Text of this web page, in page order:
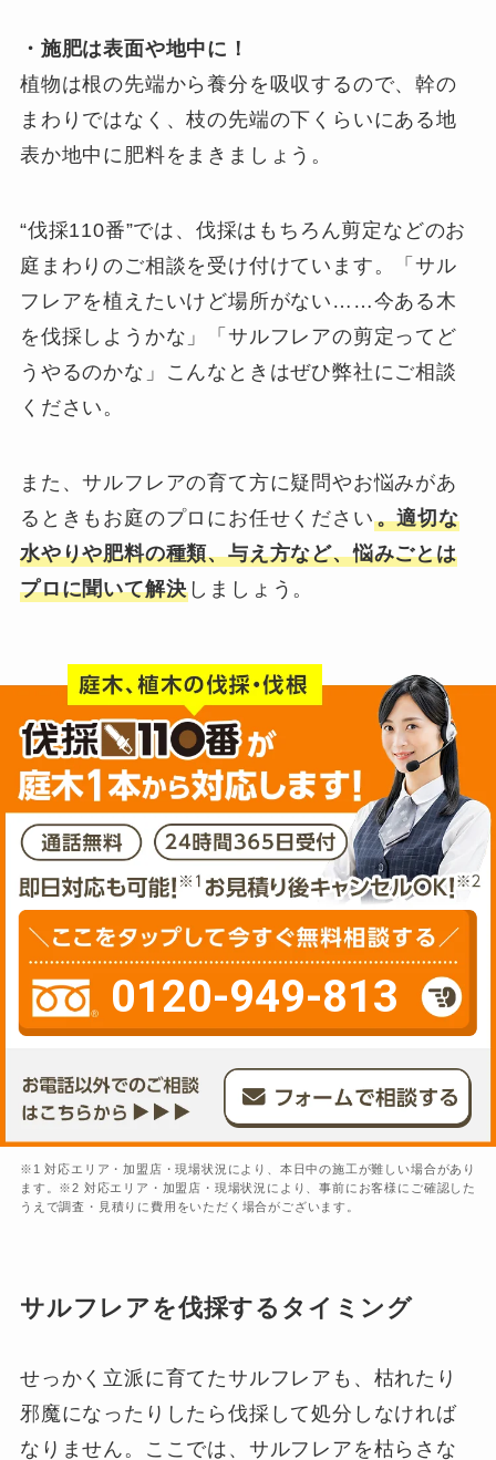
・施肥は表面や地中に！
植物は根の先端から養分を吸収するので、幹の
まわりではなく、枝の先端の下くらいにある地
表か地中に肥料をまきましょう。
“伐採110番”では、伐採はもちろん剪定などのお
庭まわりのご相談を受け付けています。「サル
フレアを植えたいけど場所がない……今ある木
を伐採しようかな」「サルフレアの剪定ってど
うやるのかな」こんなときはぜひ弊社にご相談
ください。
また、サルフレアの育て方に疑問やお悩みがあ
るときもお庭のプロにお任せください。適切な
水やりや肥料の種類、与え方など、悩みごとは
プロに聞いて解決 しましょう。
0120-949-813
※1 対応エリア・加盟店・現場状況により、本日中の施工が難しい場合があり
ます。※2 対応エリア・加盟店・現場状況により、事前にお客様にご確認した
うえで調査・見積りに費用をいただく場合がございます。
サルフレアを伐採するタイミング
せっかく立派に育てたサルフレアも、枯れたり
邪魔になったりしたら伐採して処分しなければ
なりません。ここでは、サルフレアを枯らさな